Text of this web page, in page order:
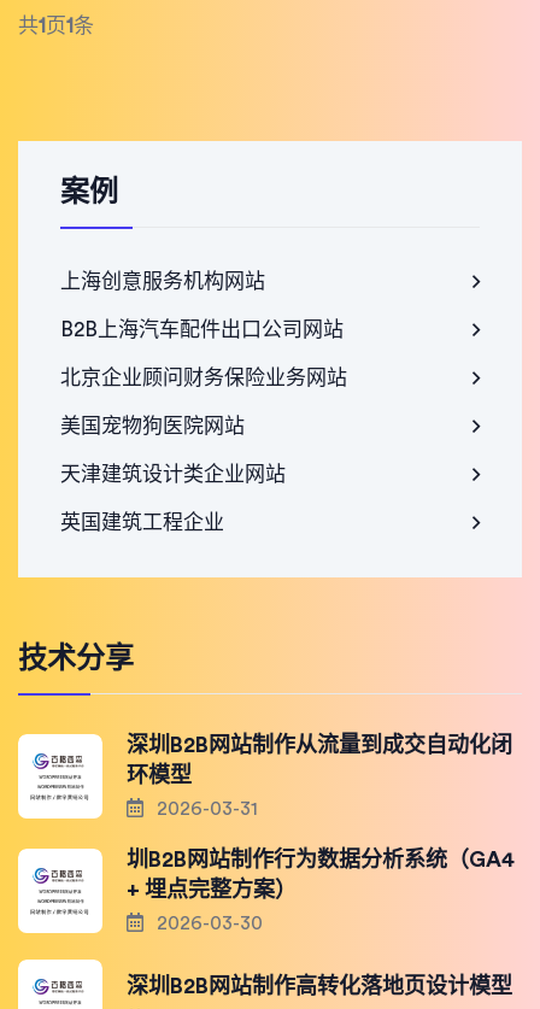
共1 页1条
案例
上海创意服务机构网站
B2B上海汽车配件出口公司网站
北京企业顾问财务保险业务网站
美国宠物狗医院网站
天津建筑设计类企业网站
英国建筑工程企业
技术分享
深圳B2B网站制作从流量到成交自动化闭
环模型
2026-03-31
圳B2B网站制作行为数据分析系统（GA4
+ 埋点完整方案）
2026-03-30
深圳B2B网站制作高转化落地页设计模型